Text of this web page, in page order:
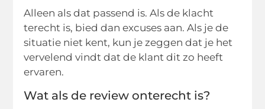
Alleen als dat passend is. Als de klacht
terecht is, bied dan excuses aan. Als je de
situatie niet kent, kun je zeggen dat je het
vervelend vindt dat de klant dit zo heeft
ervaren.
Wat als de review onterecht is?